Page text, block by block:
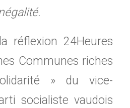
réflexion 24Heures
Communes riches
» du vice-
socialiste vaudois